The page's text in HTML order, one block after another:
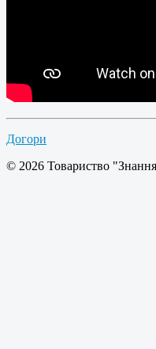
Догори
© 2026 Товариство